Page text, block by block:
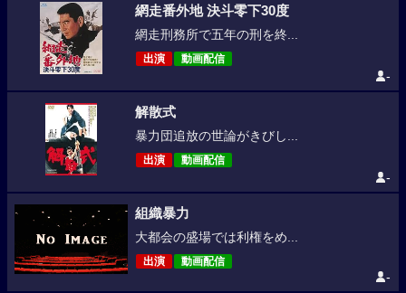
網走番外地 決斗零下30度
網走刑務所で五年の刑を終...
出演 動画配信
-
解散式
暴力団追放の世論がきびし...
出演 動画配信
-
組織暴力
大都会の盛場では利権をめ...
出演 動画配信
-